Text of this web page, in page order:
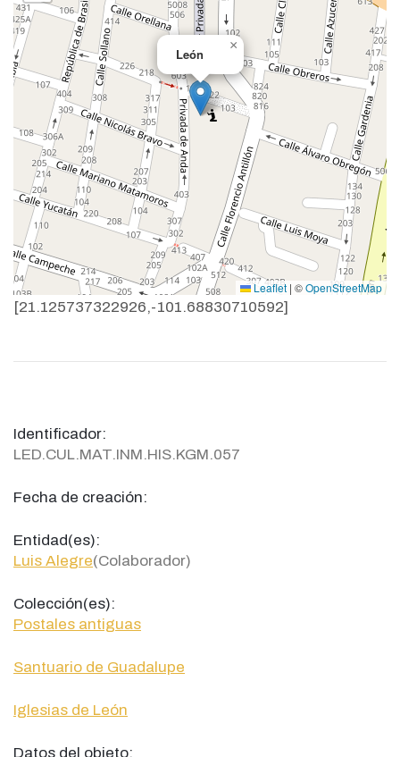
León
×
Leaflet | ©OpenStreetMap
[21.125737322926,-101.68830710592]
Identificador:
LED.CUL.MAT.INM.HIS.KGM.057
Fecha de creación:
Entidad(es):
Luis Alegre(Colaborador)
Colección(es):
Postales antiguas
Santuario de Guadalupe
Iglesias de León
Datos del objeto: